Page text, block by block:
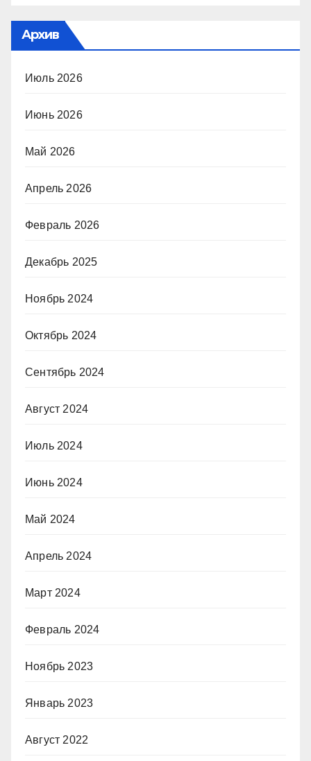
Архив
Июль 2026
Июнь 2026
Май 2026
Апрель 2026
Февраль 2026
Декабрь 2025
Ноябрь 2024
Октябрь 2024
Сентябрь 2024
Август 2024
Июль 2024
Июнь 2024
Май 2024
Апрель 2024
Март 2024
Февраль 2024
Ноябрь 2023
Январь 2023
Август 2022